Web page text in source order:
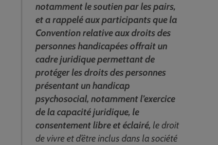
notamment le soutien par les pairs,
et a rappelé aux participants que la
Convention relative aux droits des
personnes handicapées offrait un
cadre juridique permettant de
protéger les droits des personnes
présentant un handicap
psychosocial, notamment l’exercice
de la capacité juridique, le
consentement libre et éclairé, le droit
de vivre et d’être inclus dans la société